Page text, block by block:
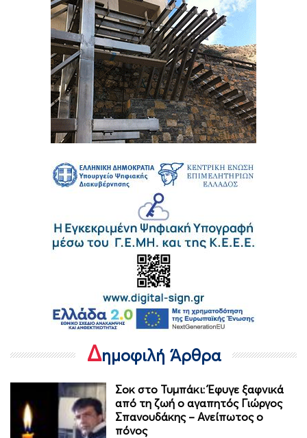
Δημοφιλή Άρθρα
Σοκ στο Τυμπάκι: Έφυγε ξαφνικά
από τη ζωή ο αγαπητός Γιώργος
Σπανουδάκης – Ανείπωτος ο
πόνος